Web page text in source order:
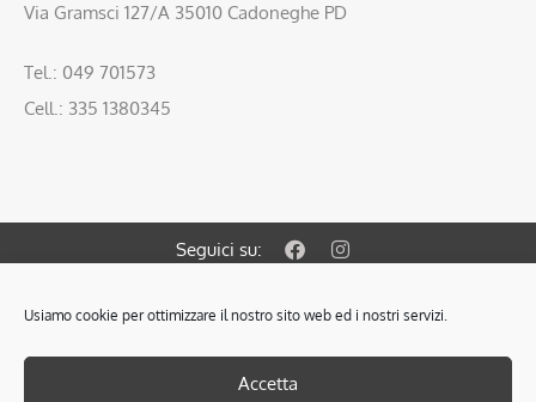
Usiamo cookie per ottimizzare il nostro sito web ed i nostri servizi.
Accetta
Via Gramsci 127/A 35010 Cadoneghe PD
Tel.: 049 701573
Cell.: 335 1380345
Seguici su:
© 2021 OBIETTIVO CASA S.A.S. di Colombin Fabrizio & C.
SCARICA L’INFORMATIVA SULLA PRIVACY